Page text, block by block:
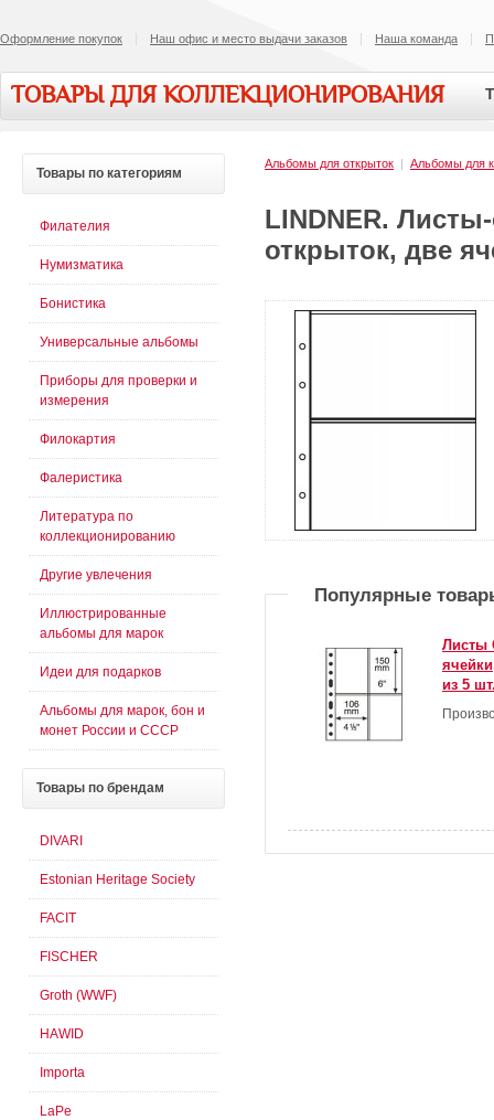
Оформление покупок Наш офис и место выдачи заказов Наша команда
ТОВАРЫ ДЛЯ КОЛЛЕКЦИОНИРОВАНИЯ
Альбомы для открыток | Альбомы для
LINDNER.
открыток, две
Популярные
Листы
из 5
Товары по категориям
Филателия
Нумизматика
Бонистика
Универсальные альбомы
Приборы для проверки и
измерения
Филокартия
Фалеристика
Литература по
коллекционированию
Другие увлечения
Иллюстрированные
альбомы для марок
Идеи для подарков
Альбомы для марок, бон и
монет России и СССР
Товары по брендам
DIVARI
Estonian Heritage Society
FACIT
FISCHER
Groth (WWF)
HAWID
Importa
LaPe